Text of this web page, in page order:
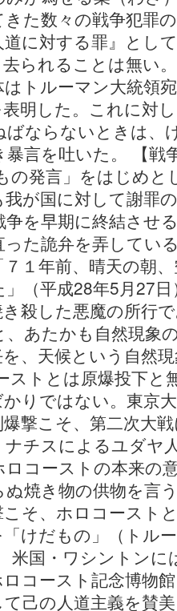
た数々の戦争犯罪
に対する罪』とし
られることは無い
トルーマン大統領
明した。これに対
ばならないときは、
言を吐いた。 【戦
の発言」をはじめと
が国に対して謝罪
を早期に終結させ
た詭弁を弄してい
１年前、晴天の朝
（平成28年5月27
殺した悪魔の所行
あたかも自然現象
、天候という自然
ストとは原爆投下と
りではない。東京
撃こそ、第二次大
チスによるユダヤ
ロコーストの本来の
焼き物の供物を言
そ、ホロコースト
けだもの」（トル
米国・ワシントンに
コースト記念博物
己の人道主義を賛